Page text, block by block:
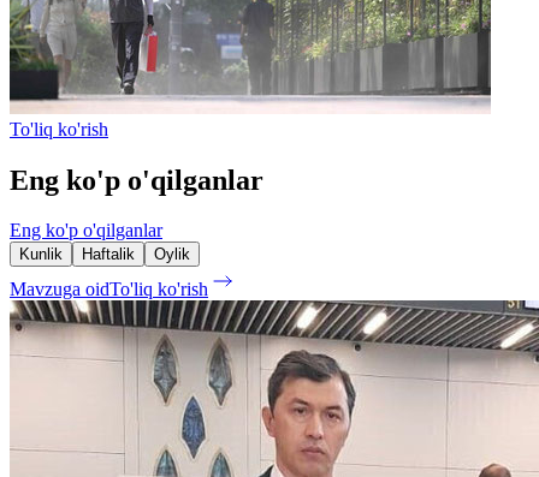
To'liq ko'rish
Eng ko'p o'qilganlar
Eng ko'p o'qilganlar
Kunlik Haftalik Oylik
Mavzuga oidTo'liq ko'rish